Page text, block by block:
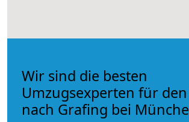
Wir sind die besten
Umzugsexperten für
nach Grafing bei